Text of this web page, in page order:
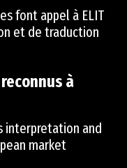
font appel à ELIT
et de traduction
à
interpretation and
market